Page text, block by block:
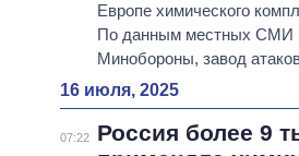
Европе химического
По данным местных СМИ
Минобороны, завод
16 июля, 2025
07:22
Россия более 9